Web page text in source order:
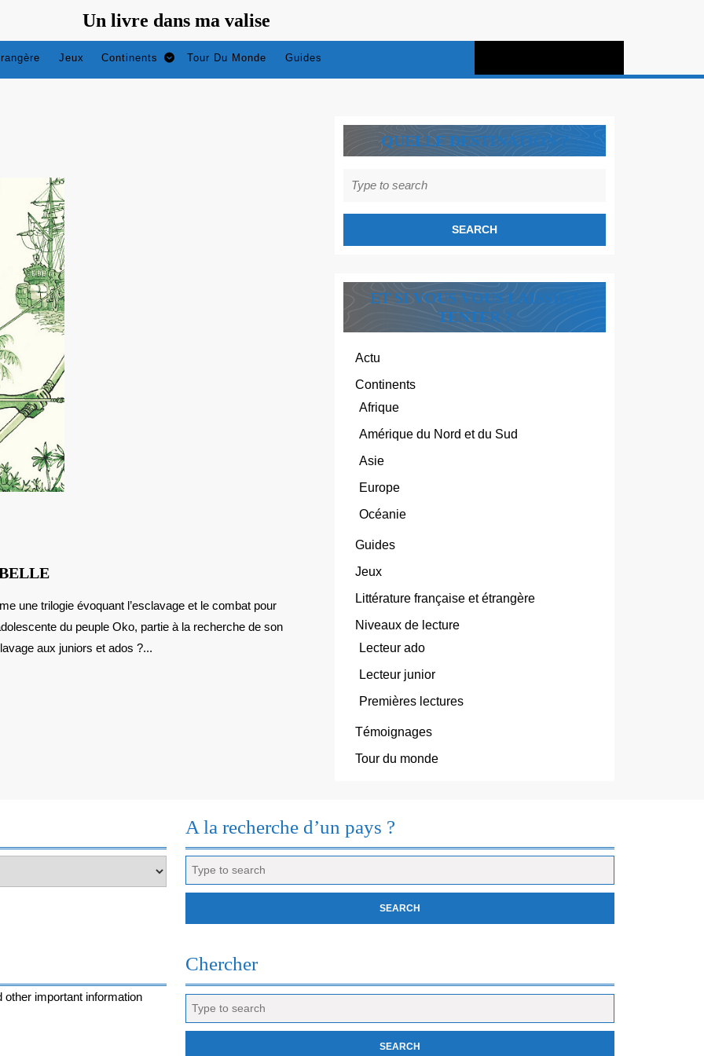
Un livre dans ma valise
Jeux Continents Tour Du Monde Guides
ALMA
TIMOTHÉE
DE
FOMBELLE
une trilogie évoquant l’esclavage et le combat pour
du peuple Oko, partie à la recherche de son
aux juniors et ados ?...
QUELLE DESTINATION ?
for:
ET SI VOUS VOUS LAISSIEZ
TENTER ?
Actu
Continents
Afrique
Amérique du Nord et du Sud
Asie
Europe
Océanie
Guides
Jeux
Littérature française et étrangère
Niveaux de lecture
Lecteur ado
Lecteur junior
Premières lectures
Témoignages
Tour du monde
A la recherche d’un pays ?
for:
important information
Chercher
for: